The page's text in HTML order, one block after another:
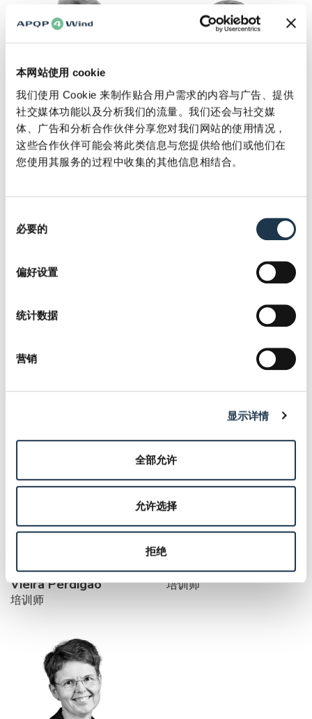
本网站使用 cookie
我们使用 Cookie 来制作贴合用户需求的内容与广告、提供
社交媒体功能以及分析我们的流量。我们还会与社交媒
体、广告和分析合作伙伴分享您对我们网站的使用情况，
这些合作伙伴可能会将此类信息与您提供给他们或他们在
您使用其服务的过程中收集的其他信息相结合。
必要的
偏好设置
统计数据
营销
显示详情
全部允许
允许选择
拒绝
Flemming Skov
Iversen
Francisco Garrido
Gonzalez
Jacob Helms Havgaard
Maria Nazareth Rocha
Vieira Perdigao
培训师
Philippe Brodeur
培训师